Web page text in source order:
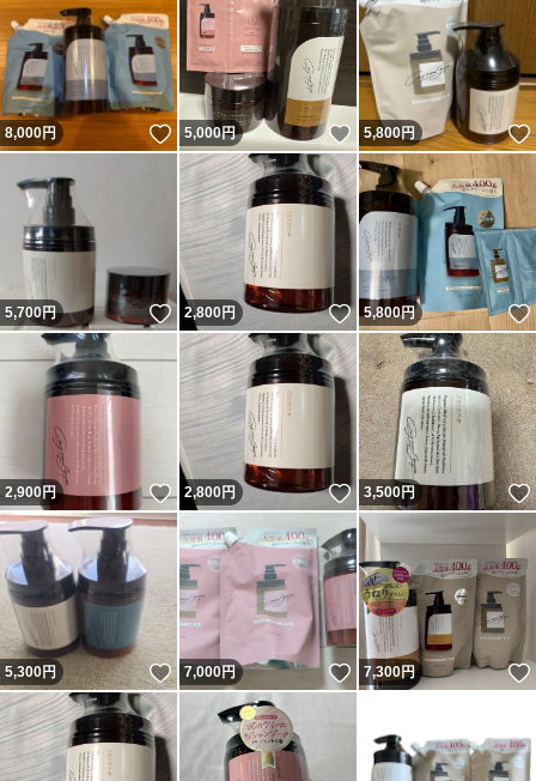
8,000円 いいね！
5,000円 いいね！
5,800円
5,700円 いいね！
2,800円 いいね！
5,800円
2,900円 いいね！
2,800円 いいね！
3,500円
5,300円 いいね！
7,000円 いいね！
7,300円